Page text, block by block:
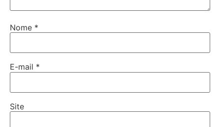
Nome *
E-mail *
Site